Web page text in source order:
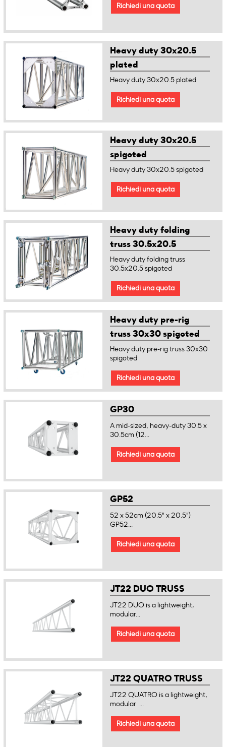
Richiedi una quota
Heavy duty 30x20.5
plated
Heavy duty 30x20.5 plated
Richiedi una quota
Heavy duty 30x20.5
spigoted
Heavy duty 30x20.5 spigoted
Richiedi una quota
Heavy duty folding
truss 30.5x20.5
spigoted
Heavy duty folding truss
30.5x20.5 spigoted
Richiedi una quota
Heavy duty pre-rig
truss 30x30 spigoted
Heavy duty pre-rig truss 30x30
spigoted
Richiedi una quota
GP30
A mid-sized, heavy-duty 30.5 x
30.5cm (12...
Richiedi una quota
GP52
52 x 52cm (20.5" x 20.5")
GP52...
Richiedi una quota
JT22 DUO TRUSS
JT22 DUO is a lightweight,
modular...
Richiedi una quota
JT22 QUATRO TRUSS
JT22 QUATRO is a lightweight,
modular ...
Richiedi una quota